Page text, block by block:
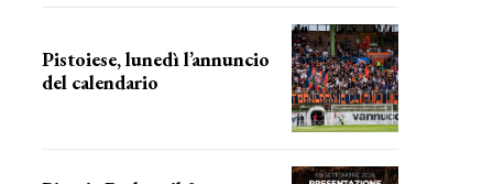
Pistoiese, lunedì l’annuncio
del calendario